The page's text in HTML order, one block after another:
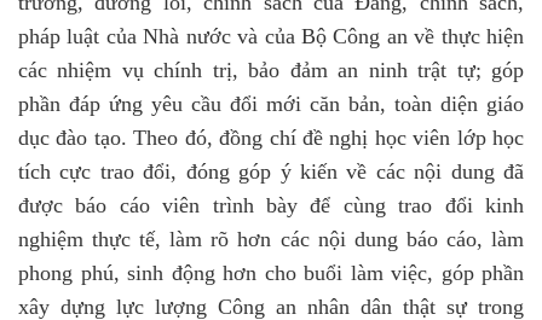
pháp luật của Nhà nước và của Bộ Công an về thực hiện
các nhiệm vụ chính trị, bảo đảm an ninh trật tự; góp
phần đáp ứng yêu cầu đổi mới căn bản, toàn diện giáo
dục đào tạo. Theo đó, đồng chí đề nghị học viên lớp học
tích cực trao đổi, đóng góp ý kiến về các nội dung đã
được báo cáo viên trình bày để cùng trao đổi kinh
nghiệm thực tế, làm rõ hơn các nội dung báo cáo, làm
phong phú, sinh động hơn cho buổi làm việc, góp phần
xây dựng lực lượng Công an nhân dân thật sự trong